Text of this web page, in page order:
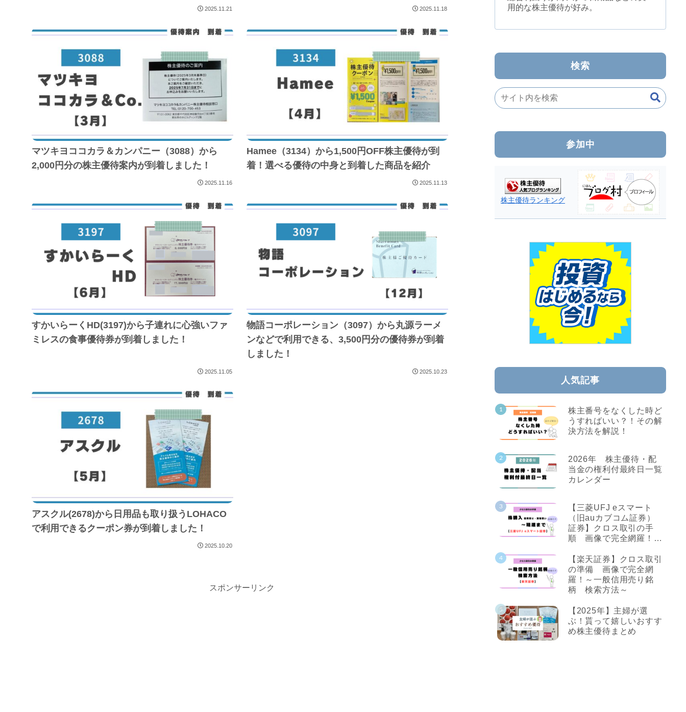
2025.11.21 2025.11.18
マツキヨココカラ＆カンパニー（3088）から
2,000円分の株主優待案内が到着しました！
2025.11.16
Hamee（3134）から1,500円OFF株主優待が到
着！選べる優待の中身と到着した商品を紹介
2025.11.13
すかいらーくHD(3197)から子連れに心強いファ
ミレスの食事優待券が到着しました！
2025.11.05
物語コーポレーション（3097）から丸源ラーメ
ンなどで利用できる、3,500円分の優待券が到着
しました！
2025.10.23
アスクル(2678)から日用品も取り扱うLOHACO
で利用できるクーポン券が到着しました！
2025.10.20
スポンサーリンク
用的な株主優待が好み。
検索
参加中
株主優待ランキング
人気記事
株主番号をなくした時ど
うすればいい？！その解
決方法を解説！
2026年 株主優待・配
当金の権利付最終日一覧
カレンダー
【三菱UFJ eスマート
（旧auカブコム証券）
証券】クロス取引の手
順 画像で完全網羅！～
【楽天証券】クロス取引
の準備 画像で完全網
羅！～一般信用売り銘
柄 検索方法～
【2025年】主婦が選
ぶ！貰って嬉しいおすす
め株主優待まとめ